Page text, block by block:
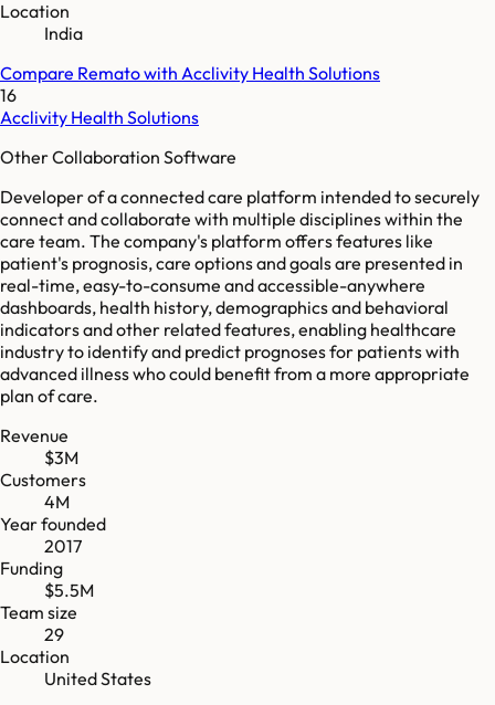
Location
India
Compare Rematowith Acclivity Health Solutions
16
Acclivity Health Solutions
Other Collaboration Software
Developer of a connected care platform intended to securely
connect and collaborate with multiple disciplines within the
care team. The company's platform offers features like
patient's prognosis, care options and goals are presented in
real-time, easy-to-consume and accessible-anywhere
dashboards, health history, demographics and behavioral
indicators and other related features, enabling healthcare
industry to identify and predict prognoses for patients with
advanced illness who could benefit from a more appropriate
plan of care.
Revenue
$3M
Customers
4M
Year founded
2017
Funding
$5.5M
Team size
29
Location
United States